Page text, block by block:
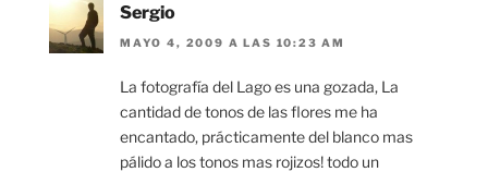
Sergio
MAYO 4, 2009 A LAS 10:23 AM
La fotografía del Lago es una gozada, La
cantidad de tonos de las flores me ha
encantado, prácticamente del blanco mas
pálido a los tonos mas rojizos! todo un